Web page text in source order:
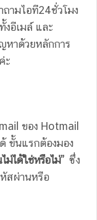
ามไอที24ชั่วโมง
งอีเมล์ และ
หาด้วยหลักการ
ะ
ของ Hotmail
ขั้นแรกต้องมอง
ม่ได้ใช่หรือไม่” ซึ่ง
สผ่านหรือ